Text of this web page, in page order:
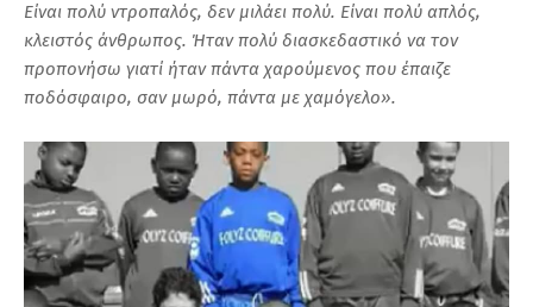
Είναι πολύ ντροπαλός, δεν μιλάει πολύ. Είναι πολύ απλός,
κλειστός άνθρωπος. Ήταν πολύ διασκεδαστικό να τον
προπονήσω γιατί ήταν πάντα χαρούμενος που έπαιζε
ποδόσφαιρο, σαν μωρό, πάντα με χαμόγελο».